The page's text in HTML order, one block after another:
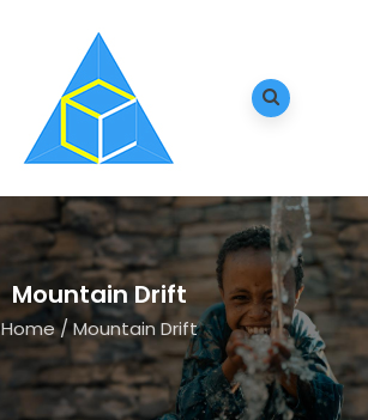
Mountain Drift
Home/Mountain Drift